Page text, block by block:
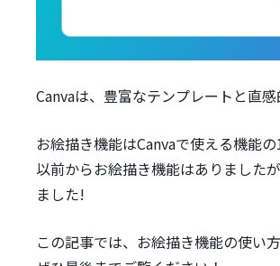
Canvaは、豊富なテンプレートと直
お絵描き機能はCanvaで使える機能の
以前からお絵描き機能はありましたが
ました!
この記事では、お絵描き機能の使い